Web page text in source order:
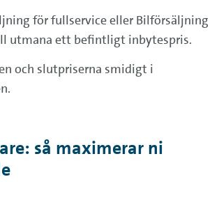
för fullservice eller Bilförsäljning
utmana ett befintligt inbytespris.
och slutpriserna smidigt i
så maximerar ni